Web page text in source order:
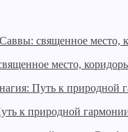
место,
к природной